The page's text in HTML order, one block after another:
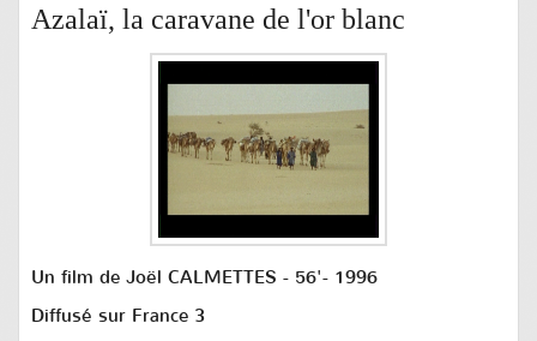
Azalaï, la caravane de l'or blanc
Un film de Joël CALMETTES - 56'- 1996
Diffusé sur France 3